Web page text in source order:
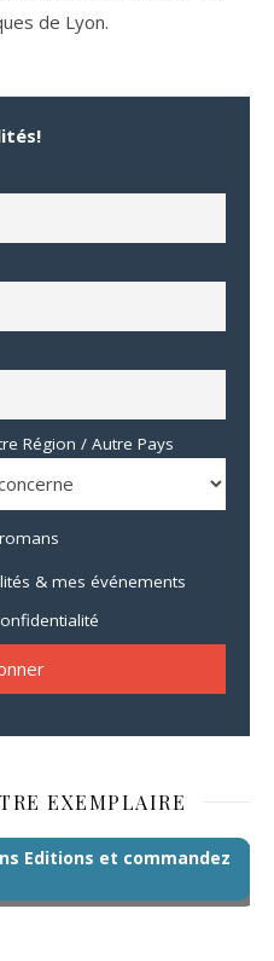
de Lyon.
Région / Autre Pays
& mes événements
EXEMPLAIRE
Editions et commandez